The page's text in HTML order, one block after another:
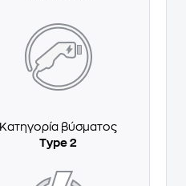
Κατηγορία βύσματος
Type 2